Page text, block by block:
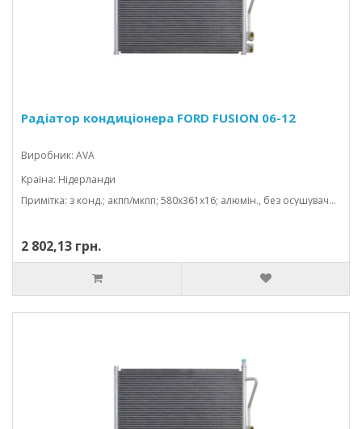
Радіатор кондиціонера FORD FUSION 06-12
Виробник: AVA
Країна: Нідерланди
Примітка: з конд.; акпп/мкпп; 580x361x16; алюмін., без осушувача; (1.2/1.3/1.4 tdci/1.4/1.6 tdci/1.6/2.0/1.4 d)
2 802,13 грн.